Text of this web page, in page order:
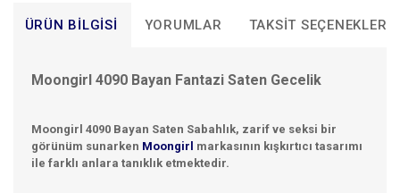
ÜRÜN BILGISI YORUMLAR TAKSIT SEÇENEKLERI
Moongirl 4090 Bayan Fantazi Saten Gecelik
Moongirl 4090 Bayan Saten Sabahlık, zarif ve seksi bir
görünüm sunarken Moongirl markasının kışkırtıcı tasarımı
ile farklı anlara tanıklık etmektedir.